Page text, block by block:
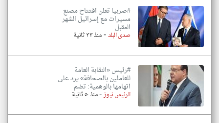
#صربيا تعلن افتتاح مصنع
مسيرات مع إسرائيل الشهر
المقبل
صدى البلد-منذ ٣٣ ثانية
#رئيس «النقابة العامة
للعاملين بالصحافة» يرد على
اتهامها بالوهمية: تضم
الرئيس نيوز-منذ ٥٠ ثانية